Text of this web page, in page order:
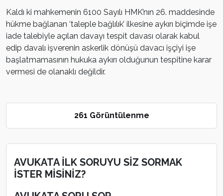
Kaldı ki mahkemenin 6100 Sayılı HMK’nın 26. maddesinde
hükme bağlanan ‘taleple bağlılık’ ilkesine aykırı biçimde işe
iade talebiyle açılan davayı tespit davası olarak kabul
edip davalı işverenin askerlik dönüşü davacı işçiyi işe
başlatmamasının hukuka aykırı olduğunun tespitine karar
vermesi de olanaklı değildir.
261 Görüntülenme
AVUKATA İLK SORUYU SİZ SORMAK
İSTER MİSİNİZ?